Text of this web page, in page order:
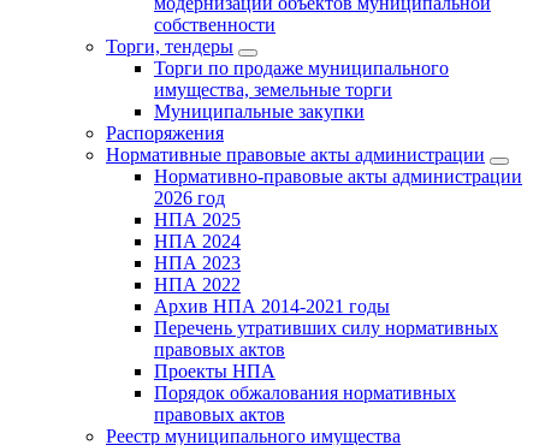
собственности
Торги, тендеры
Торги по продаже муниципального
имущества, земельные торги
Муниципальные закупки
Распоряжения
Нормативные правовые акты администрации
Нормативно-правовые акты администрации
2026 год
НПА 2025
НПА 2024
НПА 2023
НПА 2022
Архив НПА 2014-2021 годы
Перечень утративших силу нормативных
правовых актов
Проекты НПА
Порядок обжалования нормативных
правовых актов
Реестр муниципального имущества